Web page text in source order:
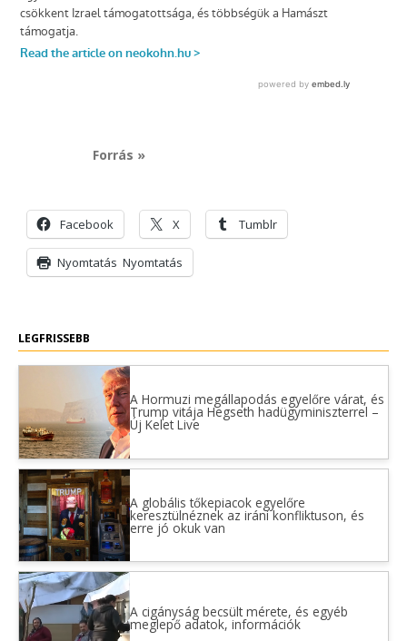
Forrás »
Facebook X Tumblr
Nyomtatás Nyomtatás
LEGFRISSEBB
A Hormuzi megállapodás egyelőre várat, és
Trump vitája Hegseth hadügyminiszterrel –
Új Kelet Live
A globális tőkepiacok egyelőre
keresztülnéznek az iráni konfliktuson, és
erre jó okuk van
A cigányság becsült mérete, és egyéb
meglepő adatok, információk